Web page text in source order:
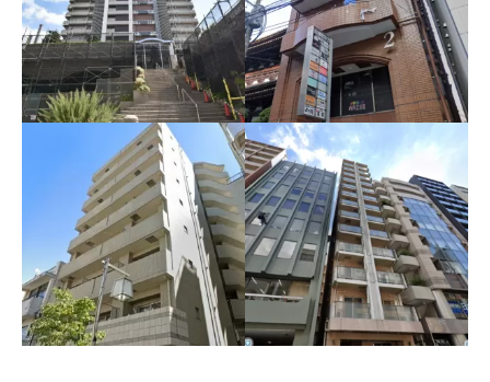
収益区分 タワーマンシ
ョン2LDK 川口市
収益区分店舗 福岡市中
央区